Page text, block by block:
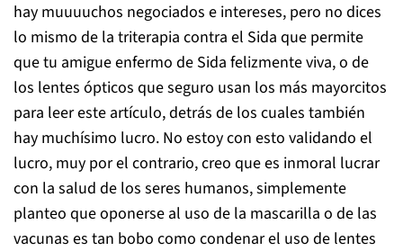
hay muuuuchos negociados e intereses, pero no dices
lo mismo de la triterapia contra el Sida que permite
que tu amigue enfermo de Sida felizmente viva, o de
los lentes ópticos que seguro usan los más mayorcitos
para leer este artículo, detrás de los cuales también
hay muchísimo lucro. No estoy con esto validando el
lucro, muy por el contrario, creo que es inmoral lucrar
con la salud de los seres humanos, simplemente
planteo que oponerse al uso de la mascarilla o de las
vacunas es tan bobo como condenar el uso de lentes